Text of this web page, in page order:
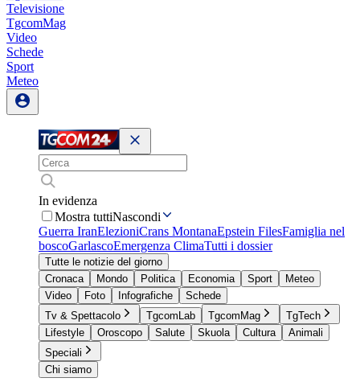
Televisione
TgcomMag
Video
Schede
Sport
Meteo
In evidenza
Mostra tuttiNascondi
Guerra IranElezioniCrans MontanaEpstein FilesFamiglia nel
boscoGarlascoEmergenza ClimaTutti i dossier
Tutte le notizie del giorno
Cronaca
Mondo Politica Economia Sport
Meteo
Video
Foto Infografiche
Schede
Tv & Spettacolo
TgcomLab TgcomMag
TgTech
Lifestyle
Oroscopo Salute Skuola Cultura
Animali
Speciali
Chi siamo